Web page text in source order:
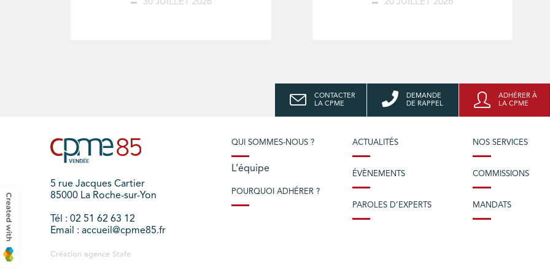
30 JUILLET 2026 20 JUILLET 2026
CONTACTER
LA CPME
DEMANDE
DE RAPPEL
ADHÉRER À
LA CPME
5 rue Jacques Cartier
85000 La Roche-sur-Yon
Tél : 02 51 62 63 12
Email : accueil@cpme85.fr
Création agence Stafe
QUI SOMMES-NOUS ?
L’équipe
POURQUOI ADHÉRER ?
ACTUALITÉS
ÉVÈNEMENTS
PAROLES D’EXPERTS
NOS SERVICES
COMMISSIONS
MANDATS